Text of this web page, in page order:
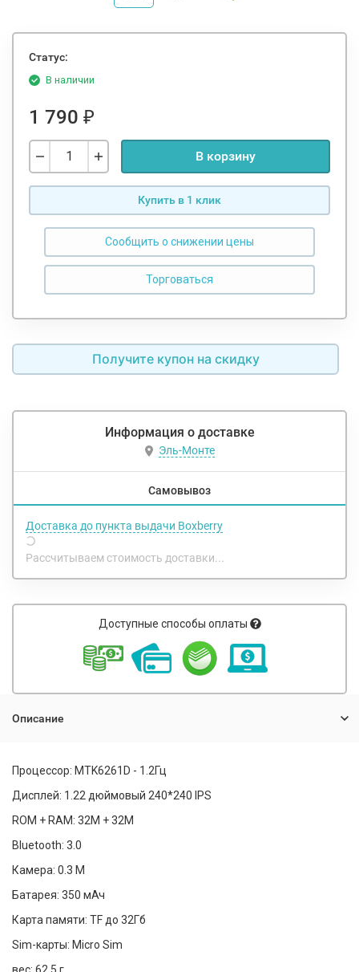
Статус:
В наличии
1 790 ₽
В корзину
Купить в 1 клик
Сообщить о снижении цены
Получите купон на скидку
Информация о доставке
Эль-Монте
Самовывоз
Доставка до пункта выдачи Boxberry
Рассчитываем стоимость доставки...
Доступные способы оплаты
Описание
Процессор: MTK6261D - 1.2Гц
Дисплей: 1.22 дюймовый 240*240 IPS
ROM + RAM: 32М + 32М
Bluetooth: 3.0
Камера: 0.3 М
Батарея: 350 мАч
Карта памяти: TF до 32Гб
Sim-карты: Micro Sim